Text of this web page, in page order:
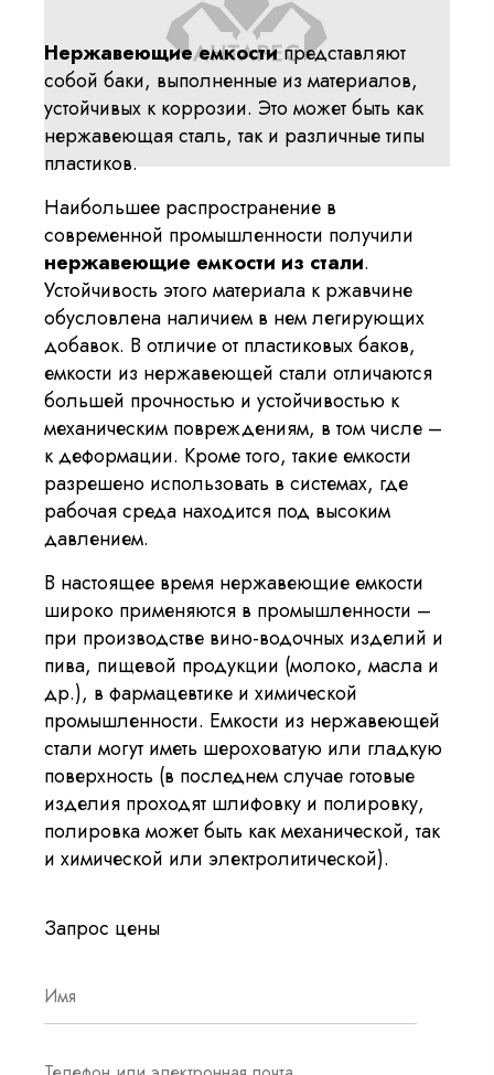
Нержавеющие емкостипредставляют
собой баки, выполненные из материалов,
устойчивых к коррозии. Это может быть как
нержавеющая сталь, так и различные типы
пластиков.
Наибольшее распространение в
современной промышленности получили
нержавеющие емкости из стали.
Устойчивость этого материала к ржавчине
обусловлена наличием в нем легирующих
добавок. В отличие от пластиковых баков,
емкости из нержавеющей стали отличаются
большей прочностью и устойчивостью к
механическим повреждениям, в том числе –
к деформации. Кроме того, такие емкости
разрешено использовать в системах, где
рабочая среда находится под высоким
давлением.
В настоящее время нержавеющие емкости
широко применяются в промышленности –
при производстве вино-водочных изделий и
пива, пищевой продукции (молоко, масла и
др.), в фармацевтике и химической
промышленности. Емкости из нержавеющей
стали могут иметь шероховатую или гладкую
поверхность (в последнем случае готовые
изделия проходят шлифовку и полировку,
полировка может быть как механической, так
и химической или электролитической).
Запрос цены